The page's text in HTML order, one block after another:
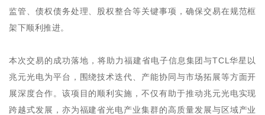
监管、债权债务处理、股权整合等关键事项，确保交易在规范框
架下顺利推进。
本次交易的成功落地，将助力福建省电子信息集团与TCL华星以
兆元光电为平台，围绕技术迭代、产能协同与市场拓展等方面开
展深度合作。该项目的顺利实施，不仅有助于推动兆元光电实现
跨越式发展，亦为福建省光电产业集群的高质量发展与区域产业